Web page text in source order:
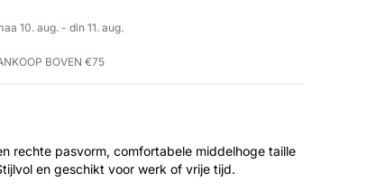
10. aug. - din 11. aug.
BOVEN €75
rechte pasvorm, comfortabele middelhoge taille
en geschikt voor werk of vrije tijd.